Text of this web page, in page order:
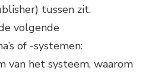
tussen zit.
volgende
of -systemen:
van het systeem, waarom